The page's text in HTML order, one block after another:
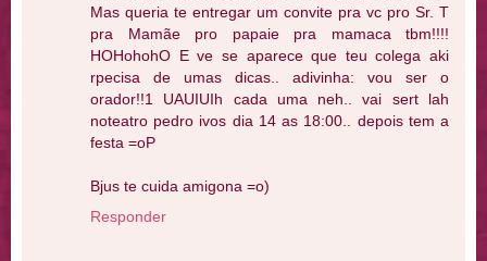
Mas queria te entregar um convite pra vc pro Sr. T
pra Mamãe pro papaie pra mamaca tbm!!!!
HOHohohO E ve se aparece que teu colega aki
rpecisa de umas dicas.. adivinha: vou ser o
orador!!1 UAUIUIh cada uma neh.. vai sert lah
noteatro pedro ivos dia 14 as 18:00.. depois tem a
festa =oP
Bjus te cuida amigona =o)
Responder